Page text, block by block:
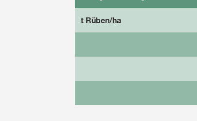
t Rüben/ha